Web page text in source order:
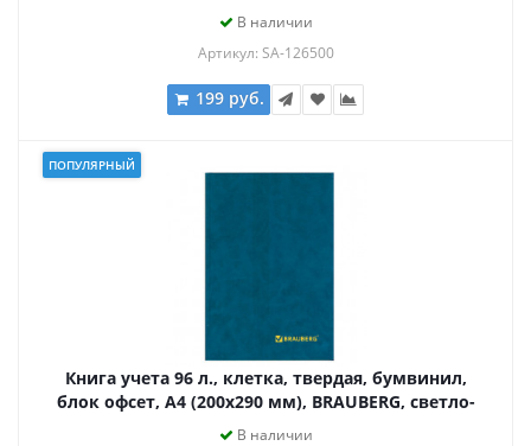
В наличии
Артикул: SA-126500
199 руб.
ПОПУЛЯРНЫЙ
Книга учета 96 л., клетка, твердая, бумвинил,
блок офсет, А4 (200х290 мм), BRAUBERG, светло-
синяя, 130069
В наличии